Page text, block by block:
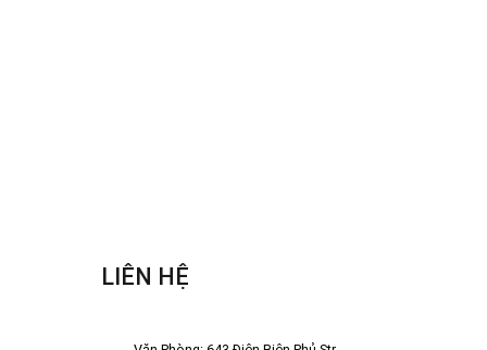
LIÊN HỆ